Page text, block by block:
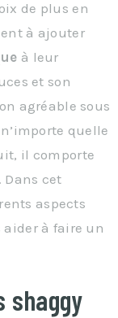
de plus en
à ajouter
à leur
et son
agréable sous
quelle
il comporte
Dans cet
aspects
aider à faire un
shaggy